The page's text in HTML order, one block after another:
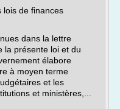
lois de finances
dans la lettre
la présente loi et du
élabore
à moyen terme
et les
et ministères,...